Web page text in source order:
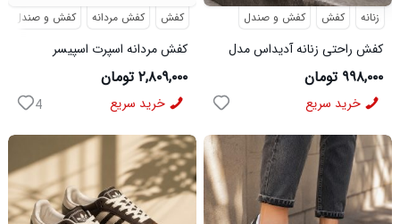
کفش کفش مردانه کفش و صندل
کفش مردانه اسپرت اسپیسر
50728
۲,۸۰۹,۰۰۰ تومان
خرید سریع 4
زنانه کفش کفش و صندل
کفش راحتی زنانه آدیداس مدل
سامبا سفید
۹۹۸,۰۰۰ تومان
خرید سریع